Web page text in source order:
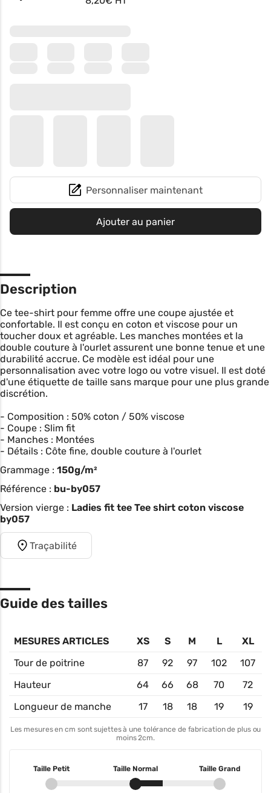
Personnaliser maintenant
Ajouter au panier
Description
Ce tee-shirt pour femme offre une coupe ajustée et
confortable. Il est conçu en coton et viscose pour un
toucher doux et agréable. Les manches montées et la
double couture à l'ourlet assurent une bonne tenue et une
durabilité accrue. Ce modèle est idéal pour une
personnalisation avec votre logo ou votre visuel. Il est doté
d'une étiquette de taille sans marque pour une plus grande
discrétion.
- Composition : 50% coton / 50% viscose
- Coupe : Slim fit
- Manches : Montées
- Détails : Côte fine, double couture à l'ourlet
Grammage : 150g/m²
Référence : bu-by057
Version vierge : Ladies fit tee Tee shirt coton viscose
by057
Traçabilité
Guide des tailles
MESURES ARTICLES XS S M L
XL
Tour de poitrine
87 92 97 102
107
Hauteur
64 66 68 70
72
Longueur de manche
17 18 18 19 19
Les mesures en cm sont sujettes à une tolérance de fabrication de plus ou
moins 2cm.
Taille Petit Taille Normal Taille Grand